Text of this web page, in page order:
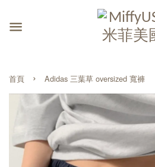
首頁 › Adidas 三葉草 oversized 寬褲